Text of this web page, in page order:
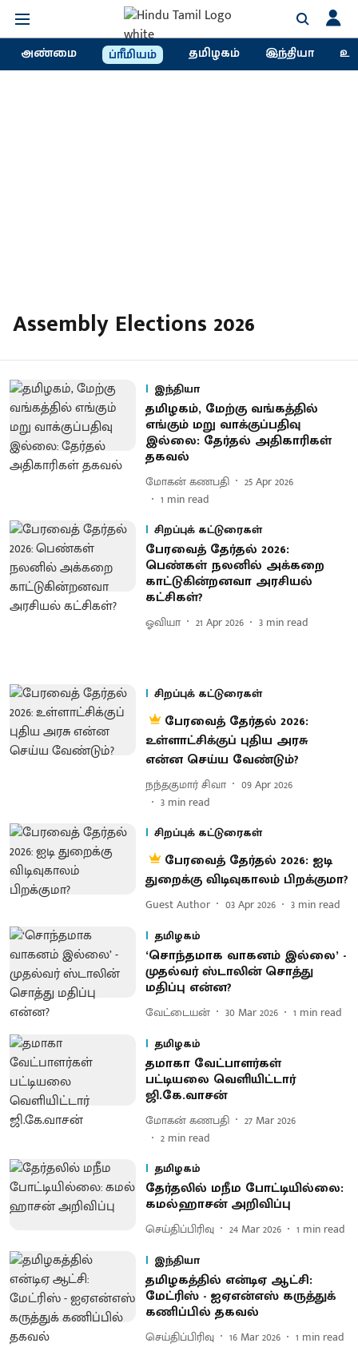
அண்மை ப்ரீமியம் தமிழகம் இந்தியா
Assembly Elections 2026
இந்தியா
தமிழகம், மேற்கு வங்கத்தில்
எங்கும் மறு வாக்குப்பதிவு
இல்லை: தேர்தல் அதிகாரிகள்
தகவல்
மோகன் கணபதி
25 Apr 2026
1 min read
சிறப்புக் கட்டுரைகள்
பேரவைத் தேர்தல் 2026:
பெண்கள் நலனில் அக்கறை
காட்டுகின்றனவா அரசியல்
கட்சிகள்?
ஓவியா 21 Apr 2026 3 min read
சிறப்புக் கட்டுரைகள்
பேரவைத் தேர்தல் 2026:
உள்ளாட்சிக்குப் புதிய அரசு
என்ன செய்ய வேண்டும்?
நந்தகுமார் சிவா
09 Apr 2026
3 min read
சிறப்புக் கட்டுரைகள்
பேரவைத் தேர்தல் 2026: ஐடி
துறைக்கு விடிவுகாலம் பிறக்குமா?
Guest Author 03 Apr 2026 3 min read
தமிழகம்
‘சொந்தமாக வாகனம் இல்லை’ -
முதல்வர் ஸ்டாலின் சொத்து
மதிப்பு என்ன?
வேட்டையன் 30 Mar 2026 1 min read
தமிழகம்
தமாகா வேட்பாளர்கள்
பட்டியலை வெளியிட்டார்
ஜி.கே.வாசன்
மோகன் கணபதி
27 Mar 2026
2 min read
தமிழகம்
தேர்​தலில் மநீம போட்​டி​யில்லை:
கமல்​ஹாசன் அறி​விப்பு
செய்திப்பிரிவு 24 Mar 2026 1 min read
இந்தியா
தமிழகத்தில் என்டிஏ ஆட்சி:
மேட்ரிஸ் - ஐஏஎன்எஸ் கருத்துக்
கணிப்பில் தகவல்
செய்திப்பிரிவு 16 Mar 2026 1 min read